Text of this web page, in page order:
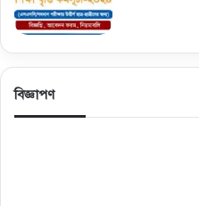
বিজ্ঞাপণ